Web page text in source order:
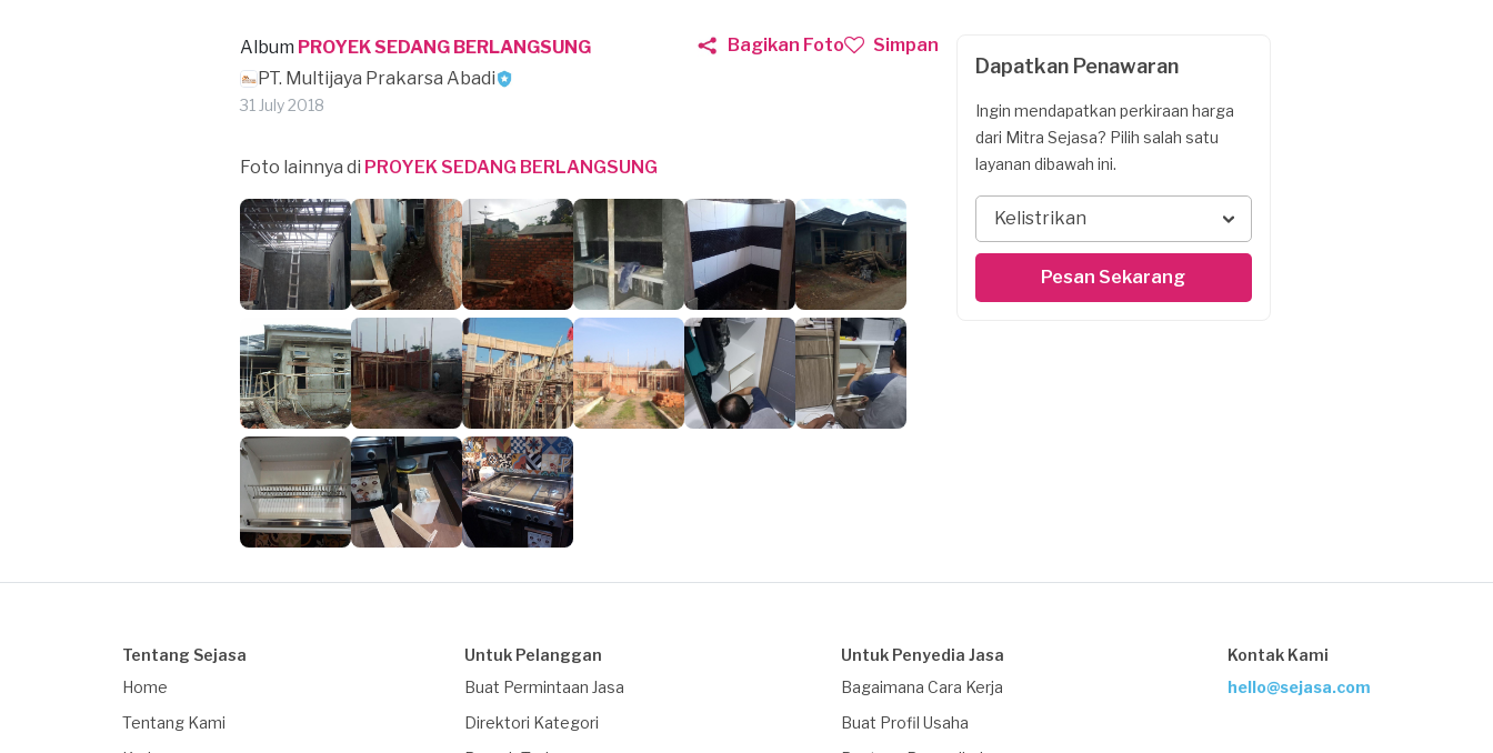
Album PROYEK SEDANG BERLANGSUNG
PT. Multijaya Prakarsa Abadi
31 July 2018
Bagikan Foto Simpan
Foto lainnya di PROYEK SEDANG BERLANGSUNG
Dapatkan Penawaran
Ingin mendapatkan perkiraan harga
dari Mitra Sejasa? Pilih salah satu
layanan dibawah ini.
Kelistrikan
Pesan Sekarang
Tentang Sejasa
Home
Tentang Kami
Untuk Pelanggan
Buat Permintaan Jasa
Direktori Kategori
Untuk Penyedia Jasa
Bagaimana Cara Kerja
Buat Profil Usaha
Kontak Kami
hello@sejasa.com